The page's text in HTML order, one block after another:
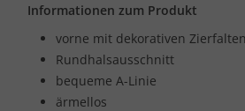
Informationen zum Produkt
vorne mit dekorativen Zierfalten
Rundhalsausschnitt
bequeme A-Linie
ärmellos